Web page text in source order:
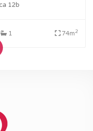
12b
1 74m2